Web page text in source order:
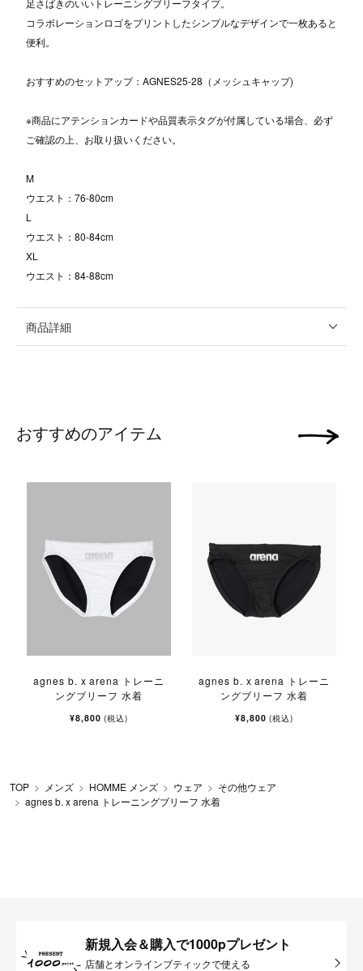
足さばきのいいトレーニングブリーフタイプ。
コラボレーションロゴをプリントしたシンプルなデザインで一枚あると
便利。
おすすめのセットアップ：AGNES25-28（メッシュキャップ)
※商品にアテンションカードや品質表示タグが付属している場合、必ず
ご確認の上、お取り扱いください。
M
ウエスト：76-80cm
L
ウエスト：80-84cm
XL
ウエスト：84-88cm
商品詳細
おすすめのアイテム
agnes b. x arena トレーニ
ングブリーフ 水着
¥8,800(税込)
agnes b. x arena トレーニ
ングブリーフ 水着
¥8,800(税込)
次の画像
TOP メンズ HOMME メンズ ウェア
その他ウェア
agnes b. x arena トレーニングブリーフ 水着
新規入会＆購入で1000pプレゼント
店舗とオンラインブティックで使える